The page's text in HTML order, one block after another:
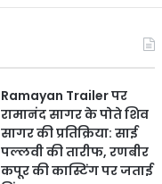
Ramayan Trailer पर
रामानंद सागर के पोते शिव
सागर की प्रतिक्रिया: साई
पल्लवी की तारीफ, रणबीर
कपूर की कास्टिंग पर जताई